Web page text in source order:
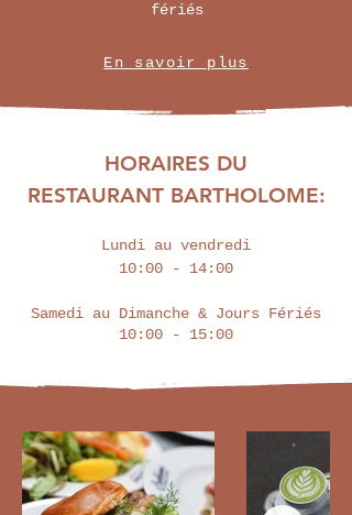
fériés
En savoir plus
HORAIRES DU
RESTAURANT BARTHOLOME:
Lundi au vendredi
10:00 - 14:00
Samedi au Dimanche & Jours Fériés
10:00 - 15:00